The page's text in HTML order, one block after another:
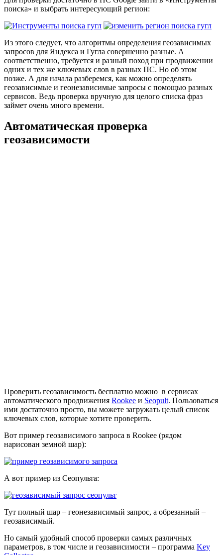
поиска» и выбрать интересующий регион:
Из этого следует, что алгоритмы определения геозависимых
запросов для Яндекса и Гугла совершенно разные. А
соответственно, требуется и разный поход при продвижении
одних и тех же ключевых слов в разных ПС. Но об этом
позже. А для начала разберемся, как можно определять
геозависимые и геонезависимые запросы с помощью разных
сервисов. Ведь проверка вручную для целого списка фраз
займет очень много времени.
Автоматическая проверка
геозависимости
Проверить геозависимость бесплатно можно в сервисах
автоматического продвижения Rookee и Seopult. Пользоваться
ими достаточно просто, вы можете загружать целый список
ключевых слов, которые хотите проверить.
Вот пример геозависимого запроса в Rookee (рядом
нарисован земной шар):
А вот пример из Сеопульта:
Тут полный шар – геонезависимый запрос, а обрезанный –
геозависимый.
Но самый удобный способ проверки самых различных
параметров, в том числе и геозависимости – программа Key